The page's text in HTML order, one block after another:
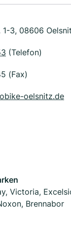
1-3, 08606
(Telefon)
(Fax)
oelsnitz.de
Victoria,
Brennabor